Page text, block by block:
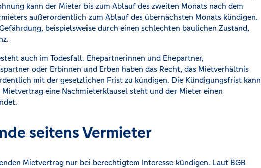
kann der Mieter bis zum Ablauf des zweiten Monats nach dem
außerordentlich zum Ablauf des übernächsten Monats kündigen.
beispielsweise durch einen schlechten baulichen Zustand,
auch im Todesfall. Ehepartnerinnen und Ehepartner,
oder Erbinnen und Erben haben das Recht, das Mietverhältnis
mit der gesetzlichen Frist zu kündigen. Die Kündigungsfrist kann
eine Nachmieterklausel steht und der Mieter einen
seitens Vermieter
Mietvertrag nur bei berechtigtem Interesse kündigen. Laut BGB